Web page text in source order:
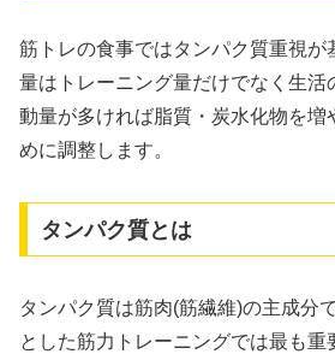
筋トレの食事ではタンパク質重視が
量はトレーニング量だけでなく生活
動量が多ければ脂質・炭水化物を増
めに調整します。
タンパク質とは
タンパク質は筋肉(筋繊維)の主成分
とした筋力トレーニングでは最も